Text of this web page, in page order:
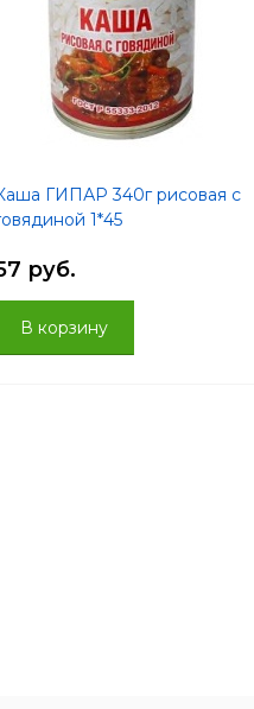
ГИПАР 340г рисовая с
1*45
руб.
В корзину